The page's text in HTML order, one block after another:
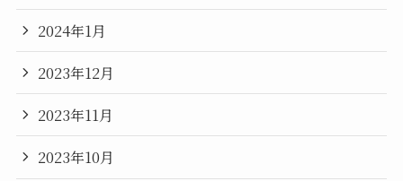
2024年1月
2023年12月
2023年11月
2023年10月